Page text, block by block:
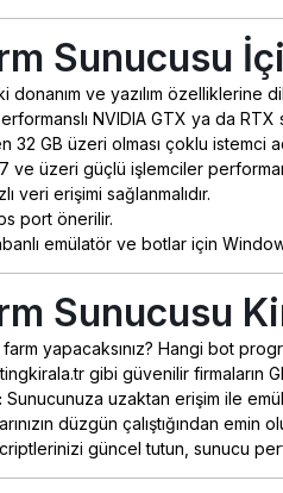
Sunucusu
donanım ve yazılım özelliklerine
NVIDIA GTX ya da
32 GB üzeri olması çoklu istemci
üzeri güçlü işlemciler
veri erişimi sağlanmalıdır.
port önerilir.
emülatör ve botlar için
Sunucusu
yapacaksınız? Hangi bot
gibi güvenilir firmaların
Sunucunuza uzaktan erişim ile
düzgün çalıştığından emin
güncel tutun, sunucu